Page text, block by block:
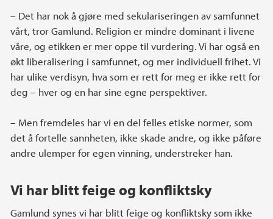
– Det har nok å gjøre med sekulariseringen av samfunnet
vårt, tror Gamlund. Religion er mindre dominant i livene
våre, og etikken er mer oppe til vurdering. Vi har også en
økt liberalisering i samfunnet, og mer individuell frihet. Vi
har ulike verdisyn, hva som er rett for meg er ikke rett for
deg – hver og en har sine egne perspektiver.
– Men fremdeles har vi en del felles etiske normer, som
det å fortelle sannheten, ikke skade andre, og ikke påføre
andre ulemper for egen vinning, understreker han.
Vi har blitt feige og konfliktsky
Gamlund synes vi har blitt feige og konfliktsky som ikke